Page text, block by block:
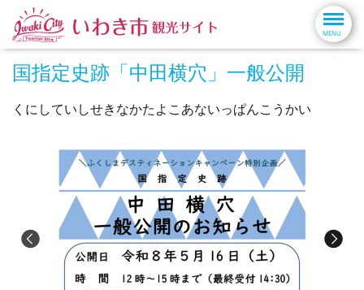
国指定史跡「中田横穴」一般公開
くにしていしせきなかたよこあないっぱんこうかい